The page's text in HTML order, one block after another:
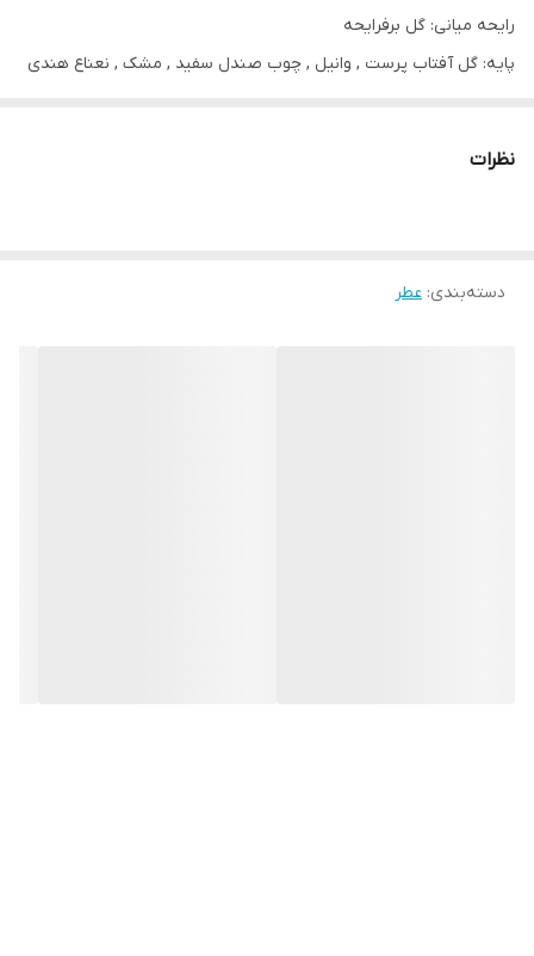
رایحه میانی: گل برفرایحه
پایه: گل آفتاب پرست , وانیل , چوب صندل سفید , مشک , نعناع هندی
نظرات
دسته‌بندی: عطر